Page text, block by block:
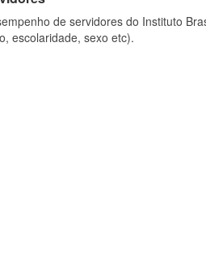
de servidores do Instituto
escolaridade, sexo etc).